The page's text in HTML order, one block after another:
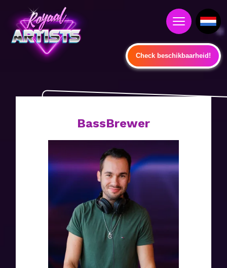
Check beschikbaarheid!
BassBrewer